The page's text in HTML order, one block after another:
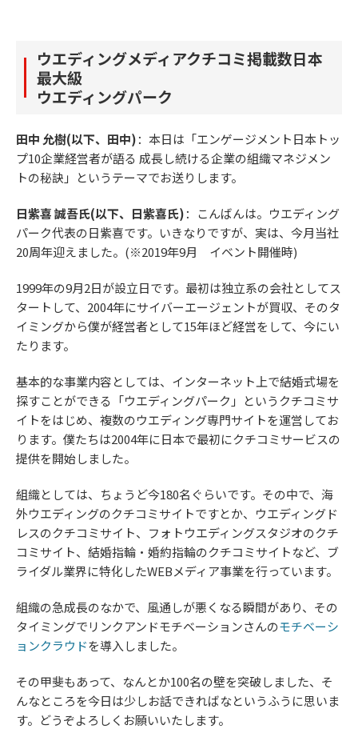
ウエディングメディアクチコミ掲載数日本
最大級
ウエディングパーク
田中 允樹(以下、田中)：本日は「エンゲージメント日本トッ
プ10企業経営者が語る 成長し続ける企業の組織マネジメン
トの秘訣」というテーマでお送りします。
日紫喜 誠吾氏(以下、日紫喜氏)：こんばんは。ウエディング
パーク代表の日紫喜です。いきなりですが、実は、今月当社
20周年迎えました。(※2019年9月 イベント開催時)
1999年の9月2日が設立日です。最初は独立系の会社としてス
タートして、2004年にサイバーエージェントが買収、そのタ
イミングから僕が経営者として15年ほど経営をして、今にい
たります。
基本的な事業内容としては、インターネット上で結婚式場を
探すことができる「ウエディングパーク」というクチコミサ
イトをはじめ、複数のウエディング専門サイトを運営してお
ります。僕たちは2004年に日本で最初にクチコミサービスの
提供を開始しました。
組織としては、ちょうど今180名ぐらいです。その中で、海
外ウエディングのクチコミサイトですとか、ウエディングド
レスのクチコミサイト、フォトウエディングスタジオのクチ
コミサイト、結婚指輪・婚約指輪のクチコミサイトなど、ブ
ライダル業界に特化したWEBメディア事業を行っています。
組織の急成長のなかで、風通しが悪くなる瞬間があり、その
タイミングでリンクアンドモチベーションさんのモチベーシ
ョンクラウドを導入しました。
その甲斐もあって、なんとか100名の壁を突破しました、そ
んなところを今日は少しお話できればなというふうに思いま
す。どうぞよろしくお願いいたします。